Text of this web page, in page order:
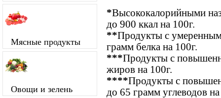
Мясные продукты
Овощи и зелень
*Высококалорийными
до 900 ккал на 100г.
**Продукты с
грамм белка на 100г.
***Продукты с
жиров на 100г.
****Продукты с
до 65 грамм углеводов